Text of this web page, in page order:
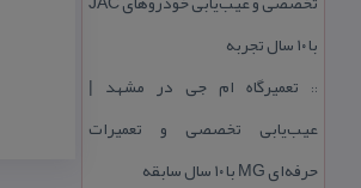
با ۱۰ سال تجربه
:: تعمیرگاه ام جی در مشهد |
عیب‌یابی تخصصی و تعمیرات
حرفه‌ای MG با ۱۰ سال سابقه